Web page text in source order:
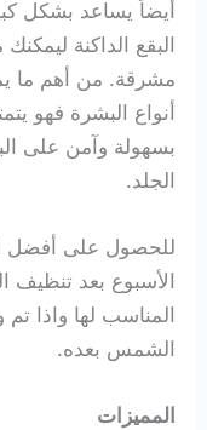
أيضاً يساعد بشكل
البقع الداكنة
مشرقة. من أهم ما
أنواع البشرة فهو
بسهولة وآمن على
الجلد.
الأسبوع بعد تنظيف
المناسب لها واذا
الشمس بعده.
المميزات